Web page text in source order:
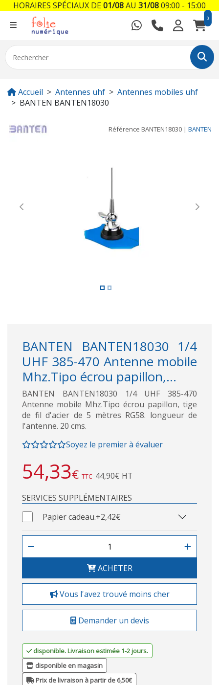
0
Accueil Antennes uhf
Antennes mobiles uhf
BANTEN BANTEN18030
Référence BANTEN18030 | BANTEN
Previous Next
BANTEN BANTEN18030 1/4
UHF 385-470 Antenne mobile
Mhz.Tipo écrou papillon,...
BANTEN BANTEN18030 1/4 UHF 385-470
Antenne mobile Mhz.Tipo écrou papillon, tige
de fil d'acier de 5 mètres RG58. longueur de
l'antenne. 20 cms.
Soyez le premier à évaluer
54,33€ TTC 44,90€ HT
SERVICES SUPPLÉMENTAIRES
Papier cadeau.+2,42€
ACHETER
Vous l'avez trouvé moins cher
Demander un devis
disponible. Livraison estimée 1-2 jours.
disponible en magasin
Prix de livraison à partir de 6,50€
HORAIRES SPÉCIAUX DE01/08AU 31/0809:00 - 15:00